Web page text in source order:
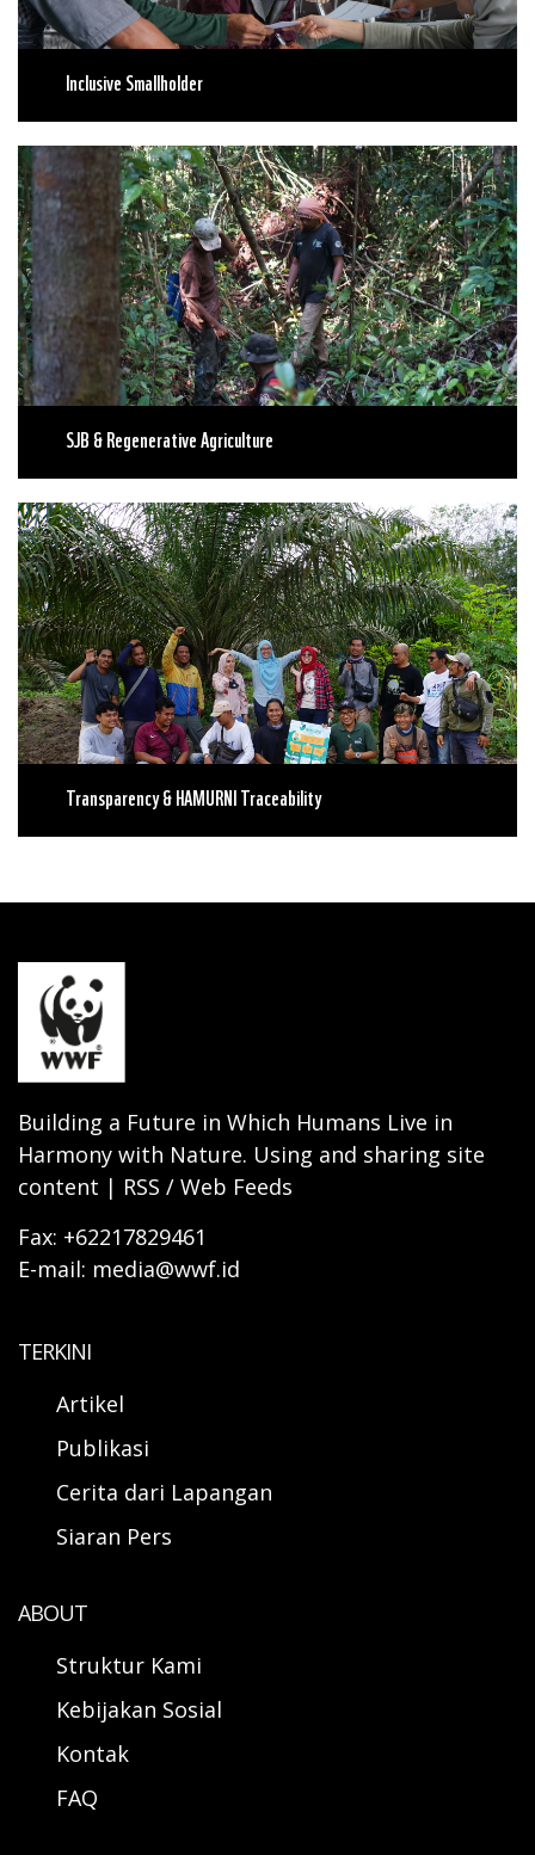
Inclusive Smallholder
SJB & Regenerative Agriculture
Transparency & HAMURNI Traceability
Building a Future in Which Humans Live in
Harmony with Nature. Using and sharing site
content | RSS / Web Feeds
Fax: +62217829461
E-mail: media@wwf.id
TERKINI
Artikel
Publikasi
Cerita dari Lapangan
Siaran Pers
ABOUT
Struktur Kami
Kebijakan Sosial
Kontak
FAQ